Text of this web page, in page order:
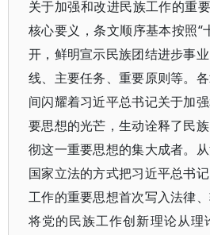
关于加强和改进民族工作的重
核心要义，条文顺序基本按照“
开，鲜明宣示民族团结进步事
线、主要任务、重要原则等。
间闪耀着习近平总书记关于加
要思想的光芒，生动诠释了民
彻这一重要思想的集大成者。
国家立法的方式把习近平总书
工作的重要思想首次写入法律
将党的民族工作创新理论从理